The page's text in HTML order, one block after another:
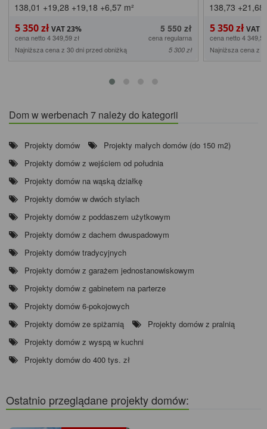
138,01 +19,28 +19,18 +6,57 m²
5 350 zł 5 550 zł
cena netto 4 349,59 zł
cena regularna
Najniższa cena z 30 dni przed obniżką
5 300 zł
138,73 +21,68
5 350 zł
cena netto 4
Najniższa cena z
Dom w werbenach 7 należy do kategorii
Projekty domów
Projekty małych domów (do 150 m2)
Projekty domów z wejściem od południa
Projekty domów na wąską działkę
Projekty domów w dwóch stylach
Projekty domów z poddaszem użytkowym
Projekty domów z dachem dwuspadowym
Projekty domów tradycyjnych
Projekty domów z garażem jednostanowiskowym
Projekty domów z gabinetem na parterze
Projekty domów 6-pokojowych
Projekty domów ze spiżarnią
Projekty domów z pralnią
Projekty domów z wyspą w kuchni
Projekty domów do 400 tys. zł
Ostatnio przeglądane projekty domów: